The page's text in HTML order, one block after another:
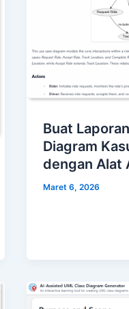
Buat
Diagram
dengan Alat
Maret 6, 2026